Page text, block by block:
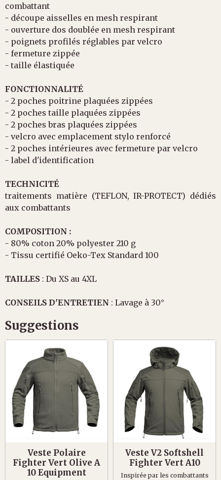
combattant
- découpe aisselles en mesh respirant
- ouverture dos doublée en mesh respirant
- poignets profilés réglables par velcro
- fermeture zippée
- taille élastiquée
FONCTIONNALITÉ
- 2 poches poitrine plaquées zippées
- 2 poches taille plaquées zippées
- 2 poches bras plaquées zippées
- velcro avec emplacement stylo renforcé
- 2 poches intérieures avec fermeture par velcro
- label d'identification
TECHNICITÉ
traitements matière (TEFLON, IR-PROTECT) dédiés
aux combattants
COMPOSITION :
- 80% coton 20% polyester 210 g
- Tissu certifié Oeko-Tex Standard 100
TAILLES : Du XS au 4XL
CONSEILS D'ENTRETIEN : Lavage à 30°
Suggestions
Veste Polaire
Fighter Vert Olive A
10 Equipment
Veste V2 Softshell
Fighter Vert A10
Inspirée par les combattants